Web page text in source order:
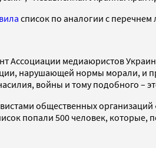
список по аналогии с
Ассоциации медиаюристов
нарушающей нормы морали, и
войны и тому подобного –
общественных
попали 500 человек,